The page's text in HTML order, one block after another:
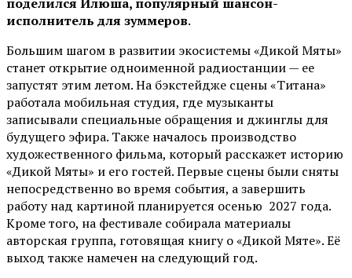
исполнитель для зуммеров.
Большим шагом в развитии экосистемы «Дикой Мяты»
станет открытие одноименной радиостанции — ее
запустят этим летом. На бэкстейдже сцены «Титана»
работала мобильная студия, где музыканты
записывали специальные обращения и джинглы для
будущего эфира. Также началось производство
художественного фильма, который расскажет историю
«Дикой Мяты» и его гостей. Первые сцены были сняты
непосредственно во время события, а завершить
работу над картиной планируется осенью 2027 года.
Кроме того, на фестивале собирала материалы
авторская группа, готовящая книгу о «Дикой Мяте». Её
выход также намечен на следующий год.